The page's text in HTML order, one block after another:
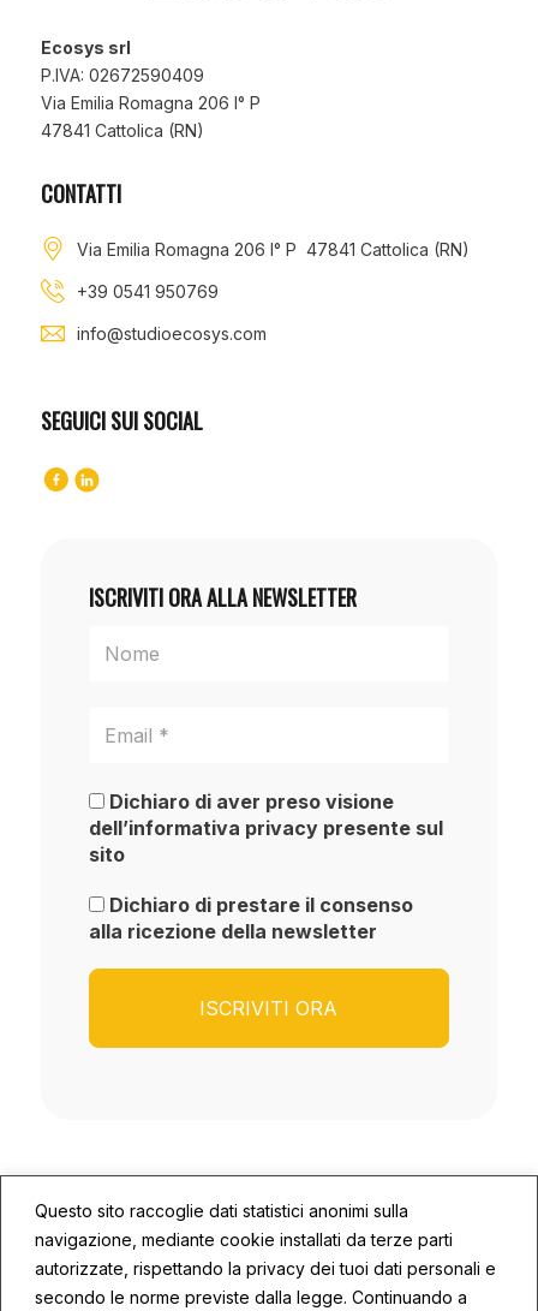
Questo sito raccoglie dati statistici anonimi sulla
navigazione, mediante cookie installati da terze parti
autorizzate, rispettando la privacy dei tuoi dati personali e
secondo le norme previste dalla legge. Continuando a
Ecosys srl
P.IVA: 02672590409
Via Emilia Romagna 206 I° P
47841 Cattolica (RN)
CONTATTI
Via Emilia Romagna 206 I° P 47841 Cattolica (RN)
+39 0541 950769
info@studioecosys.com
SEGUICI SUI SOCIAL
ISCRIVITI ORA ALLA NEWSLETTER
Dichiaro di aver preso visione
dell’informativa privacy presente sul
sito
Dichiaro di prestare il consenso
alla ricezione della newsletter